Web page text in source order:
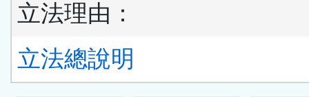
立法理由：
立法總說明